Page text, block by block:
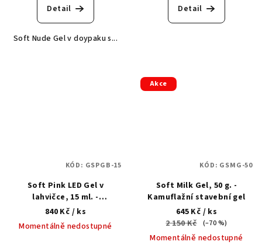
Detail
Soft Nude Gel v doypaku s...
Detail
Soft Pink LED Gel v
lahvičce, 15 ml. -
kamuflážní stavební gel
840 Kč / ks
Momentálně nedostupné
KÓD: GSPGB-15
Akce
Soft Milk Gel, 50 g. -
Kamuflažní stavební gel
645 Kč / ks
2 150 Kč
(–70 %)
Momentálně nedostupné
KÓD: GSMG-50